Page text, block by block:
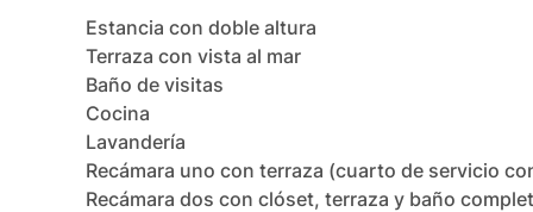
Estancia con doble altura
Terraza con vista al mar
Baño de visitas
Cocina
Lavandería
Recámara uno con terraza (cuarto de servicio
Recámara dos con clóset, terraza y baño